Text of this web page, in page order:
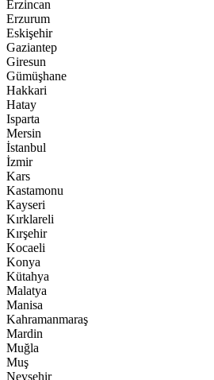
Erzincan
Erzurum
Eskişehir
Gaziantep
Giresun
Gümüşhane
Hakkari
Hatay
Isparta
Mersin
İstanbul
İzmir
Kars
Kastamonu
Kayseri
Kırklareli
Kırşehir
Kocaeli
Konya
Kütahya
Malatya
Manisa
Kahramanmaraş
Mardin
Muğla
Muş
Nevşehir